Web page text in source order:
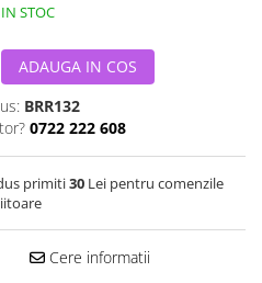
IN STOC
ADAUGA IN COS
BRR132
0722 222 608
primiti30Lei pentru comenzile
Cere informatii